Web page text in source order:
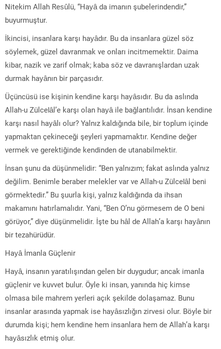
Nitekim Allah Resûlü, “Hayâ da imanın şubelerindendir,”
buyurmuştur.
İkincisi, insanlara karşı hayâdır. Bu da insanlara güzel söz
söylemek, güzel davranmak ve onları incitmemektir. Daima
kibar, nazik ve zarif olmak; kaba söz ve davranışlardan uzak
durmak hayânın bir parçasıdır.
Üçüncüsü ise kişinin kendine karşı hayâsıdır. Bu da aslında
Allah-u Zülcelâl’e karşı olan hayâ ile bağlantılıdır. İnsan kendine
karşı nasıl hayâlı olur? Yalnız kaldığında bile, bir toplum içinde
yapmaktan çekineceği şeyleri yapmamaktır. Kendine değer
vermek ve gerektiğinde kendinden de utanabilmektir.
İnsan şunu da düşünmelidir: “Ben yalnızım; fakat aslında yalnız
değilim. Benimle beraber melekler var ve Allah-u Zülcelâl beni
görmektedir.” Bu şuurla kişi, yalnız kaldığında da ihsan
makamını hatırlamalıdır. Yani, “Ben O’nu görmesem de O beni
görüyor,” diye düşünmelidir. İşte bu hâl de Allah’a karşı hayânın
bir tezahürüdür.
Hayâ İmanla Güçlenir
Hayâ, insanın yaratılışından gelen bir duygudur; ancak imanla
güçlenir ve kuvvet bulur. Öyle ki insan, yanında hiç kimse
olmasa bile mahrem yerleri açık şekilde dolaşamaz. Bunu
insanlar arasında yapmak ise hayâsızlığın zirvesi olur. Böyle bir
durumda kişi; hem kendine hem insanlara hem de Allah’a karşı
hayâsızlık etmiş olur.